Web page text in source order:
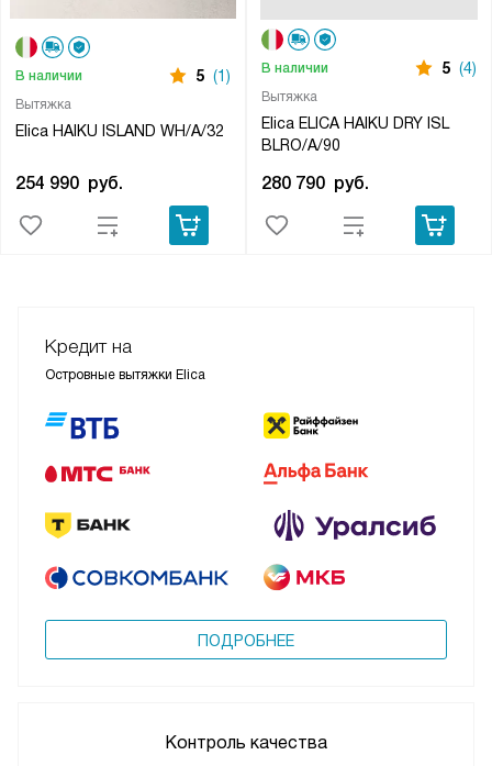
Вытяжка
Elica HAIKU ISLAND WH/A/32
В наличии 5 (1)
254 990 руб.
Вытяжка
Elica ELICA HAIKU DRY ISL
BLRO/A/90
В наличии 5 (4)
280 790 руб.
Кредит на
Островные вытяжки Elica
ПОДРОБНЕЕ
Контроль качества